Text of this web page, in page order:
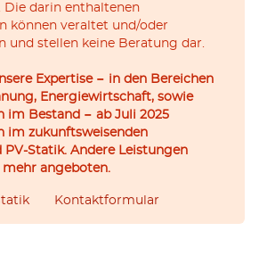
Die darin enthaltenen
können veraltet und/oder
und stellen keine Beratung dar.
Expertise − in den Bereichen
Energiewirtschaft, sowie
im Bestand − ab Juli 2025
im zukunftsweisenden
PV-Statik. Andere Leistungen
angeboten.
Kontaktformular